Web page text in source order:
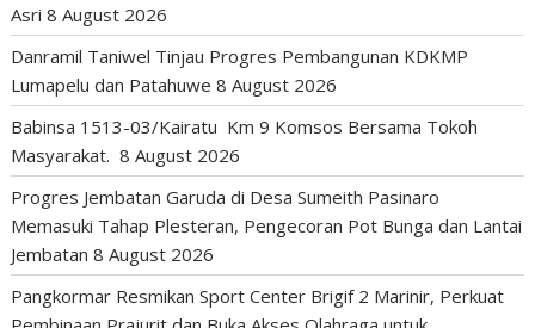
Asri 8 August 2026
Danramil Taniwel Tinjau Progres Pembangunan KDKMP
Lumapelu dan Patahuwe 8 August 2026
Babinsa 1513-03/Kairatu Km 9 Komsos Bersama Tokoh
Masyarakat. 8 August 2026
Progres Jembatan Garuda di Desa Sumeith Pasinaro
Memasuki Tahap Plesteran, Pengecoran Pot Bunga dan Lantai
Jembatan 8 August 2026
Pangkormar Resmikan Sport Center Brigif 2 Marinir, Perkuat